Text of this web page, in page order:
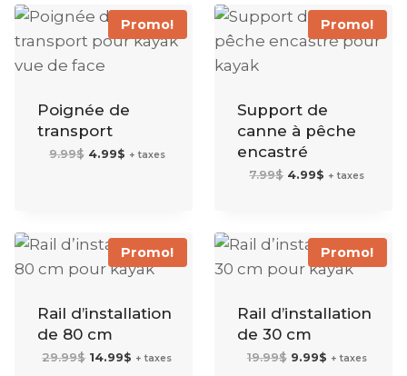
Promo!
Poignée de
transport
9.99$ Le
prix
4.99$Le
prix
+ taxes
Promo!
Support de
canne à pêche
encastré
7.99$ Le
prix
4.99$ Le
prix
+ taxes
Promo!
Rail d’installation
de 80 cm
29.99$ Le
prix
14.99$ Le
prix
+ taxes
Promo!
Rail d’installation
de 30 cm
19.99$ Le
prix
9.99$Le
prix
+ taxes